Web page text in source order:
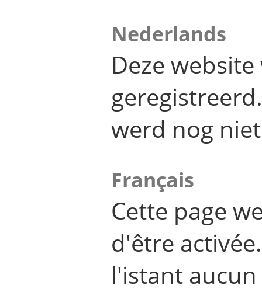
Nederlands
Deze
werd nog
Français
Cette page
d'être
l'istant